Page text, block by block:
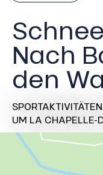
Nach
den
UM LA CHAPELLE-